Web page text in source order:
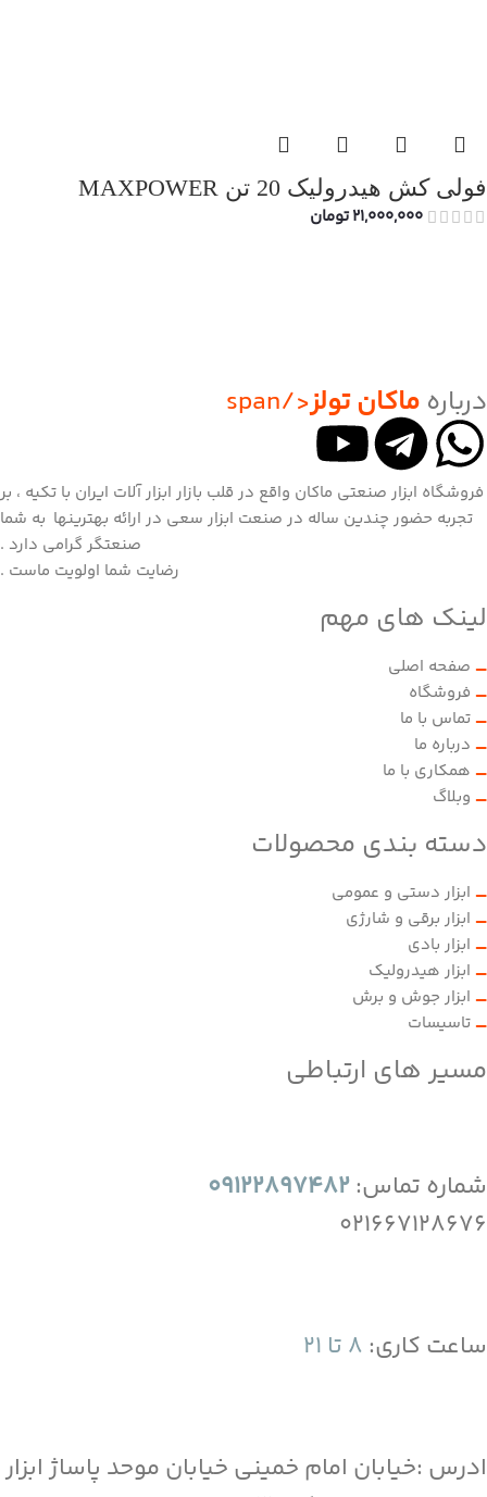
فولی کش هیدرولیک 20 تن MAXPOWER
21,000,000تومان
درباره ماکان تولز</span
فروشگاه ابزار صنعتی ماکان واقع در قلب بازار ابزار آلات ایران با تکیه ، بر
تجربه حضور چندین ساله در صنعت ابزار سعی در ارائه بهترینها به شما
صنعتگر گرامی دارد .
رضایت شما اولویت ماست .
لینک های مهم
صفحه اصلی
فروشگاه
تماس با ما
درباره ما
همکاری با ما
وبلاگ
دسته بندی محصولات
ابزار دستی و عمومی
ابزار برقی و شارژی
ابزار بادی
ابزار هیدرولیک
ابزار جوش و برش
تاسیسات
مسیر های ارتباطی
شماره تماس:09122897482
021667128676
ساعت کاری: 8 تا 21
ادرس :خیابان امام خمینی خیابان موحد پاساژ ابزار